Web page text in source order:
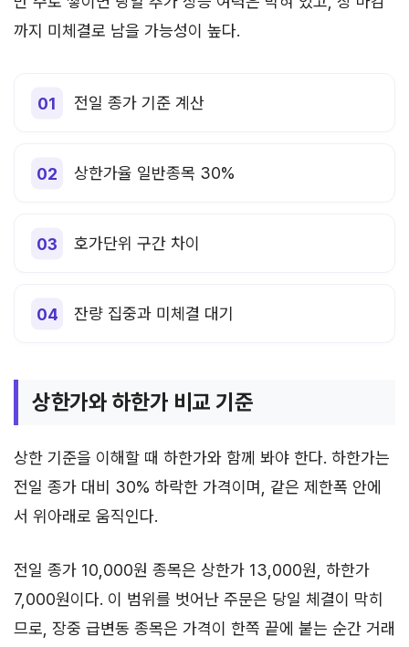
까지 미체결로 남을 가능성이 높다.
전일 종가 기준 계산
상한가율 일반종목 30%
호가단위 구간 차이
잔량 집중과 미체결 대기
상한가와 하한가 비교 기준
상한 기준을 이해할 때 하한가와 함께 봐야 한다. 하한가는
전일 종가 대비 30% 하락한 가격이며, 같은 제한폭 안에
서 위아래로 움직인다.
전일 종가 10,000원 종목은 상한가 13,000원, 하한가
7,000원이다. 이 범위를 벗어난 주문은 당일 체결이 막히
므로, 장중 급변동 종목은 가격이 한쪽 끝에 붙는 순간 거래